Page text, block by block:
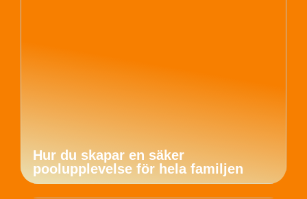
Hur du skapar en säker
poolupplevelse för hela familjen